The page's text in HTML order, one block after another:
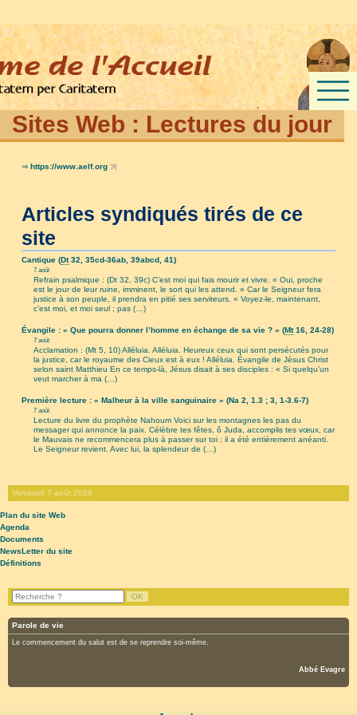
Sites Web : Lectures du jour
⇒ https://www.aelf.org
Articles syndiqués tirés de ce
site
Cantique (Dt32, 35cd-36ab, 39abcd, 41)
7 août
Refrain psalmique : (Dt 32, 39c) C’est moi qui fais mourir et vivre. « Oui, proche
est le jour de leur ruine, imminent, le sort qui les attend. » Car le Seigneur fera
justice à son peuple, il prendra en pitié ses serviteurs. « Voyez-le, maintenant,
c’est moi, et moi seul ; pas (…)
Évangile : « Que pourra donner l’homme en échange de sa vie ? » (Mt16, 24-28)
7 août
Acclamation : (Mt 5, 10) Alléluia. Alléluia. Heureux ceux qui sont persécutés pour
la justice, car le royaume des Cieux est à eux ! Alléluia. Évangile de Jésus Christ
selon saint Matthieu En ce temps-là, Jésus disait à ses disciples : « Si quelqu’un
veut marcher à ma (…)
Première lecture : « Malheur à la ville sanguinaire » (Na 2, 1.3 ; 3, 1-3.6-7)
7 août
Lecture du livre du prophète Nahoum Voici sur les montagnes les pas du
messager qui annonce la paix. Célèbre tes fêtes, ô Juda, accomplis tes vœux, car
le Mauvais ne recommencera plus à passer sur toi : il a été entièrement anéanti.
Le Seigneur revient. Avec lui, la splendeur de (…)
Vendredi 7 août 2026
Plan du site Web
Agenda
Documents
NewsLetter du site
Définitions
Parole de vie
Le commencement du salut est de se reprendre soi-même.
Abbé Evagre